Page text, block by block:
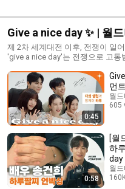
Give a nice day ✨ | 월
제 2차 세계대전 이후, 전쟁이 일
'give a nice day'는 전쟁으로 고통
하루를 지켜주세요. 당신의 팔목에
0:45
먼
월
605
0:58
[월
하
day
월